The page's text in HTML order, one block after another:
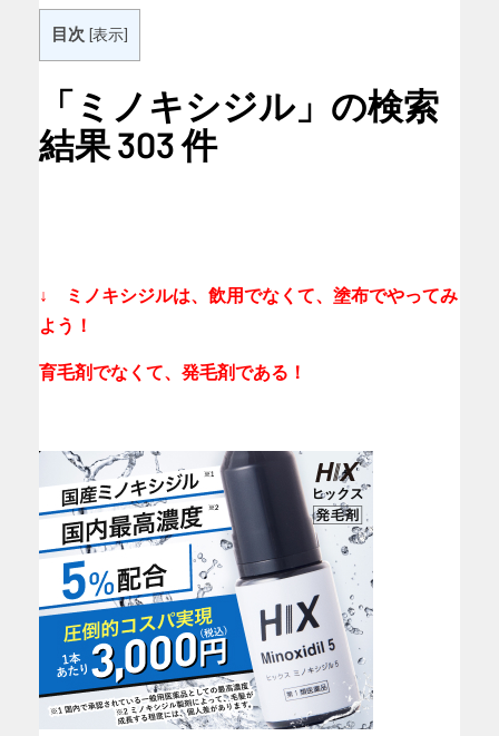
目次 [表示]
「ミノキシジル」の検索
結果 303 件
↓ ミノキシジルは、飲用でなくて、塗布でやってみ
よう！
育毛剤でなくて、発毛剤である！